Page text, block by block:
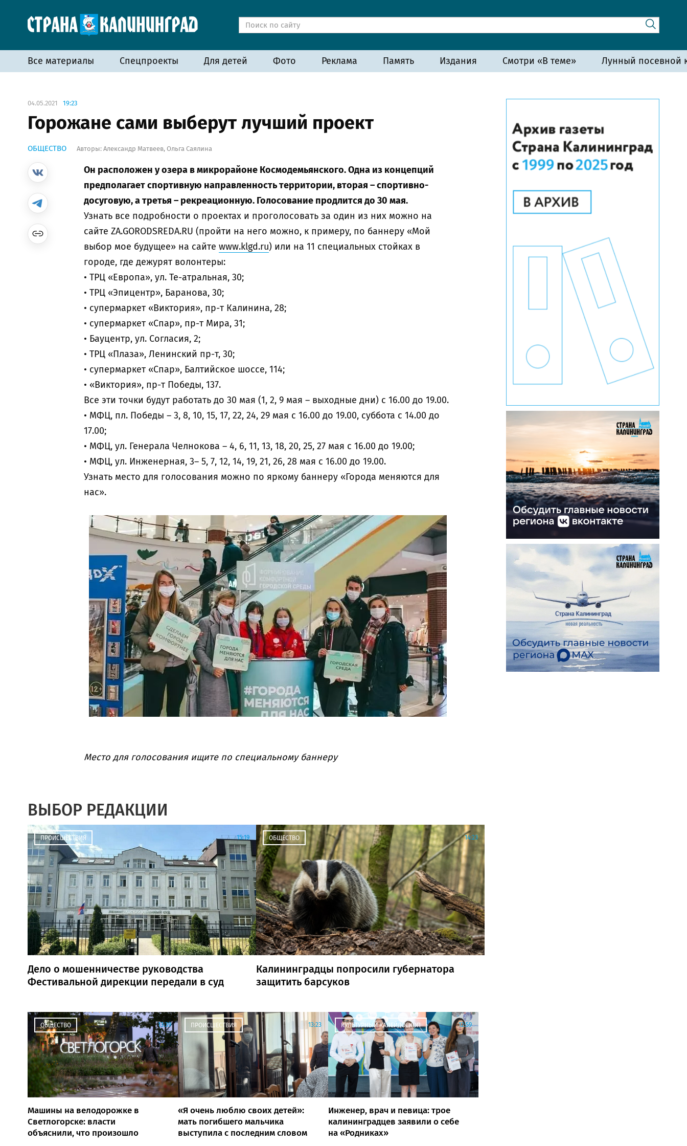
Все материалы Спецпроекты Для детей Фото Реклама Память Издания Смотри «В теме» Лунный посевной
04.05.2021 19:23
Горожане сами выберут лучший проект
ОБЩЕСТВО Авторы: Александр Матвеев, Ольга Саялина
Он расположен у озера в микрорайоне Космодемьянского. Одна из концепций
предполагает спортивную направленность территории, вторая – спортивно-
досуговую, а третья – рекреационную. Голосование продлится до 30 мая.
Узнать все подробности о проектах и проголосовать за один из них можно на
сайте ZA.GORODSREDA.RU (пройти на него можно, к примеру, по баннеру «Мой
выбор мое будущее» на сайте www.klgd.ru) или на 11 специальных стойках в
городе, где дежурят волонтеры:
• ТРЦ «Европа», ул. Те-атральная, 30;
• ТРЦ «Эпицентр», Баранова, 30;
• супермаркет «Виктория», пр-т Калинина, 28;
• супермаркет «Спар», пр-т Мира, 31;
• Бауцентр, ул. Согласия, 2;
• ТРЦ «Плаза», Ленинский пр-т, 30;
• супермаркет «Спар», Балтийское шоссе, 114;
• «Виктория», пр-т Победы, 137.
Все эти точки будут работать до 30 мая (1, 2, 9 мая – выходные дни) с 16.00 до 19.00.
• МФЦ, пл. Победы – 3, 8, 10, 15, 17, 22, 24, 29 мая с 16.00 до 19.00, суббота с 14.00 до
17.00;
• МФЦ, ул. Генерала Челнокова – 4, 6, 11, 13, 18, 20, 25, 27 мая с 16.00 до 19.00;
• МФЦ, ул. Инженерная, 3– 5, 7, 12, 14, 19, 21, 26, 28 мая с 16.00 до 19.00.
Узнать место для голосования можно по яркому баннеру «Города меняются для
нас».
Место для голосования ищите по специальному баннеру
ВЫБОР РЕДАКЦИИ
ПРОИСШЕСТВИЯ 15:19
Дело о мошенничестве руководства
Фестивальной дирекции передали в суд
ОБЩЕСТВО 14:23
Калининградцы попросили губернатора
защитить барсуков
ОБЩЕСТВО 13:39
Машины на велодорожке в
Светлогорске: власти
объяснили, что произошло
ПРОИСШЕСТВИЯ 13:23
«Я очень люблю своих детей»:
мать погибшего мальчика
выступила с последним словом
КУЛЬТУРНЫЙ КАЛЕЙДОСКОП 12:59
Инженер, врач и певица: трое
калининградцев заявили о себе
на «Родниках»